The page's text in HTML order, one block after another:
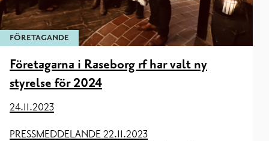
FÖRETAGANDE
Företagarna i Raseborg rf har valt ny
styrelse för 2024
24.11.2023
PRESSMEDDELANDE 22.11.2023